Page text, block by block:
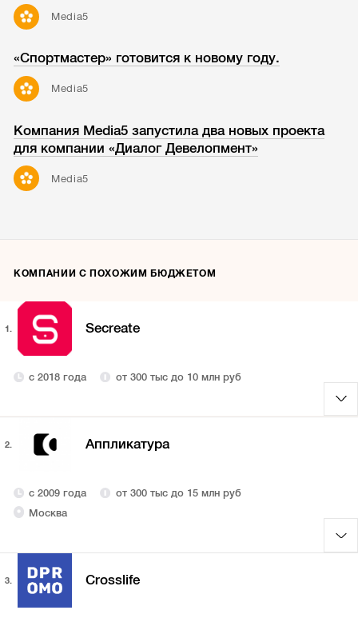
Media5
«Спортмастер» готовится к новому году.
Media5
Компания Media5 запустила два новых проекта
для компании «Диалог Девелопмент»
Media5
КОМПАНИИ С ПОХОЖИМ БЮДЖЕТОМ
1. Secreate
с 2018 года от 300 тыс до 10 млн руб
2. Аппликатура
с 2009 года
от 300 тыс до 15 млн руб
Москва
3. Crosslife